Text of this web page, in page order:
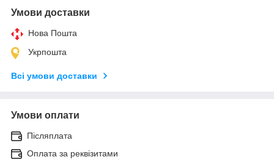
Умови доставки
Нова Пошта
Укрпошта
Всі умови доставки
Умови оплати
Післяплата
Оплата за реквізитами